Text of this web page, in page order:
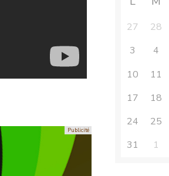
27 28
3
4
10
11
17
18
24
25
31
1